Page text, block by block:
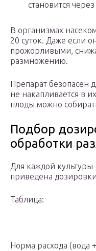
становится
В организмах
20 суток. Даже если
прожорливыми,
размножению.
Препарат безопасен
не накапливается в
плоды можно
Подбор
обработки
Для каждой
приведена
Таблица:
Норма расхода (вода